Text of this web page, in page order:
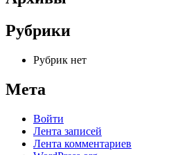
Рубрики
Рубрик нет
Мета
Войти
Лента записей
Лента комментариев